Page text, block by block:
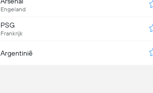
Engeland
PSG
Frankrijk
Argentinië